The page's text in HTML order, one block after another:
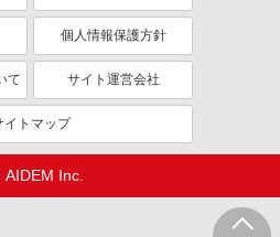
個人情報保護方針
て サイト運営会社
イトマップ
AIDEM Inc.